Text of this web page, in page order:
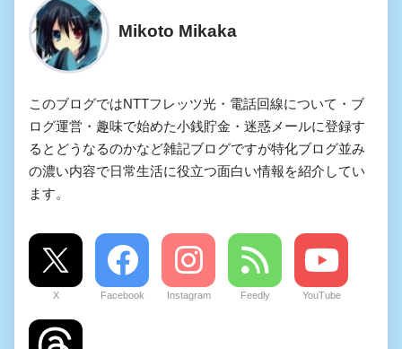
Mikoto Mikaka
このブログではNTTフレッツ光・電話回線について・ブ
ログ運営・趣味で始めた小銭貯金・迷惑メールに登録す
るとどうなるのかなど雑記ブログですが特化ブログ並み
の濃い内容で日常生活に役立つ面白い情報を紹介してい
ます。
X Facebook Instagram Feedly YouTube